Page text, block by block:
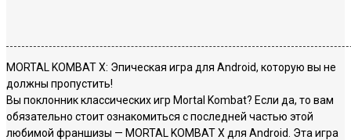
MORTAL KOMBAT X: Эпическая игра для Android, которую вы не
должны пропустить!
Вы поклонник классических игр Mortal Kombat? Если да, то вам
обязательно стоит ознакомиться с последней частью этой
любимой франшизы — MORTAL KOMBAT X для Android. Эта игра